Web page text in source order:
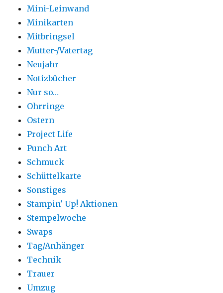
Mini-Leinwand
Minikarten
Mitbringsel
Mutter-/Vatertag
Neujahr
Notizbücher
Nur so…
Ohrringe
Ostern
Project Life
Punch Art
Schmuck
Schüttelkarte
Sonstiges
Stampin' Up! Aktionen
Stempelwoche
Swaps
Tag/Anhänger
Technik
Trauer
Umzug